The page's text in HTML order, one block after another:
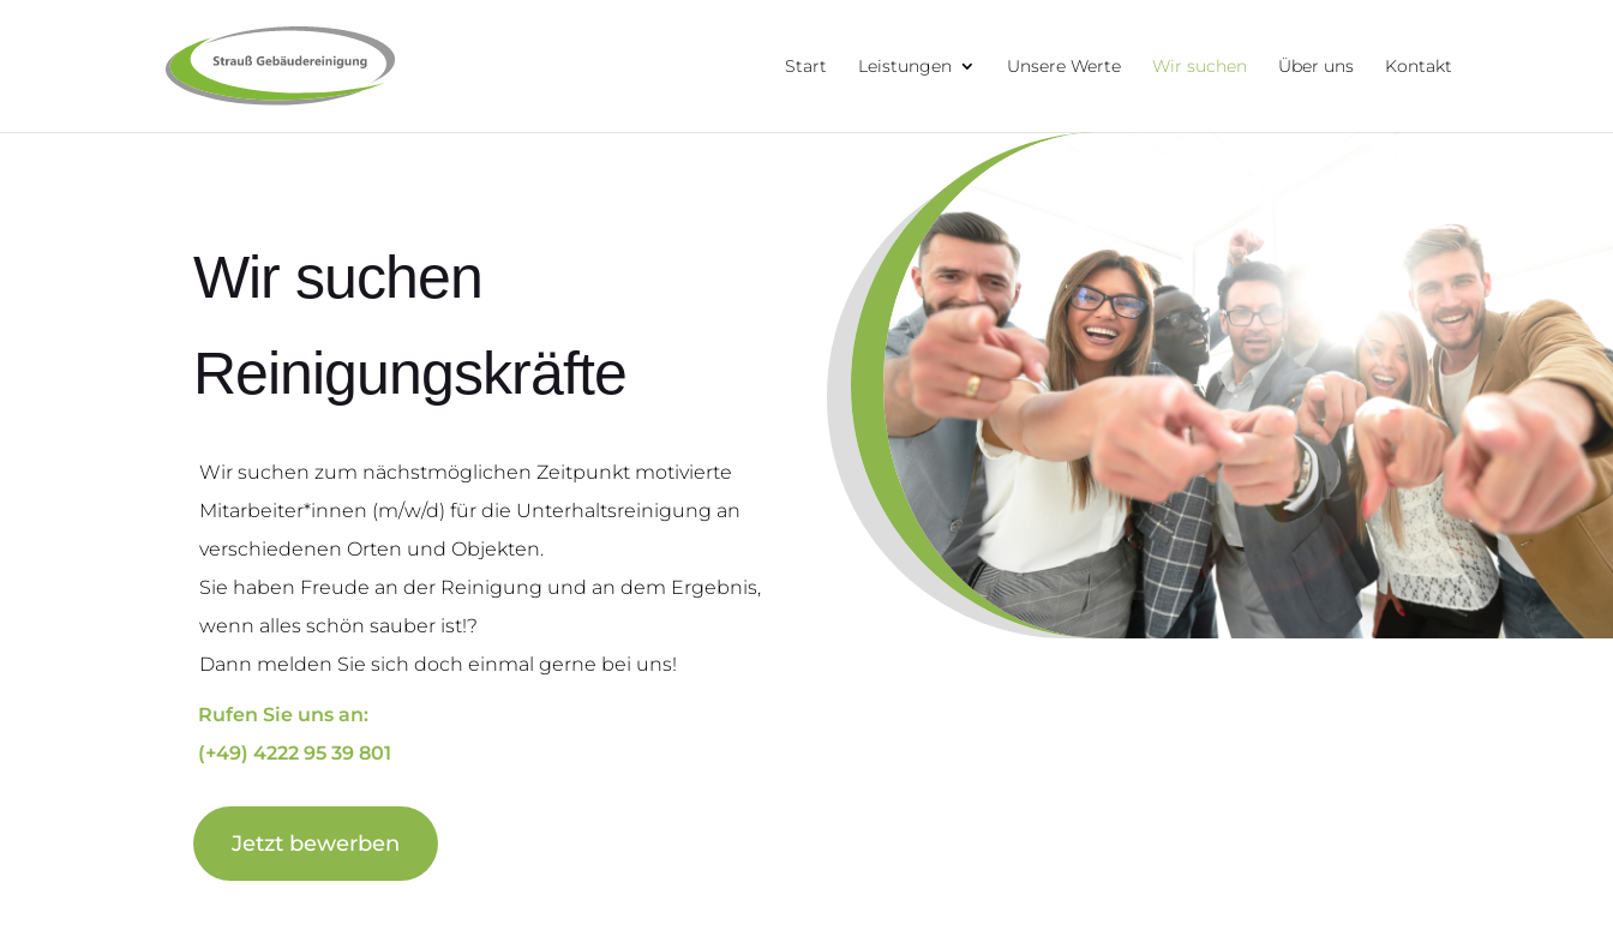
Start Leistungen Unsere Werte Wir suchen Über uns Kontakt
Wir suchen
Reinigungskräfte
Wir suchen zum nächst­mög­li­chen Zeit­punkt moti­vier­te
Mitarbeiter*innen (m/w/d) für die Unter­halts­rei­ni­gung an
ver­schie­de­nen Orten und Objek­ten.
Sie haben Freu­de an der Rei­ni­gung und an dem Ergeb­nis,
wenn alles schön sau­ber ist!?
Dann mel­den Sie sich doch ein­mal ger­ne bei uns!
Rufen Sie uns an:
(+49) 4222 95 39 801
Jetzt bewer­ben